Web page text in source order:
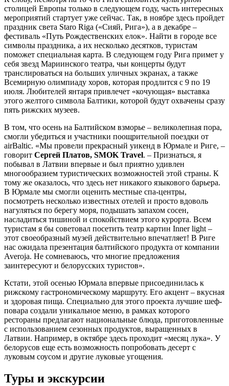
столицей Европы только в следующем году, часть интересных
мероприятий стартует уже сейчас. Так, в ноябре здесь пройдет
праздник света Staro Riga («Сияй, Рига»), а в декабре –
фестиваль «Путь Рождественских елок». Найти в городе все
символы праздника, а их несколько десятков, туристам
поможет специальная карта. В следующем году Рига примет у
себя звезд Мариинского театра, чьи концерты будут
транслироваться на больших уличных экранах, а также
Всемирную олимпиаду хоров, которая продлится с 9 по 19
июля. Любителей янтаря привлечет «кочующая» выставка
этого желтого символа Балтики, которой будут охвачены сразу
пять рижских музеев.
В том, что осень на Балтийском взморье – великолепная пора,
смогли убедиться и участники поощрительной поездки от
airBaltic. «Мы провели прекрасный уикенд в Юрмале и Риге, –
говорит Сергей Платов, SMOK Travel. – Признаться, я
побывал в Латвии впервые и был приятно удивлен
многообразием туристических возможностей этой страны. К
тому же оказалось, что здесь нет никакого языкового барьера.
В Юрмале мы смогли оценить местные спа-центры,
посмотреть несколько известных отелей и просто вдоволь
нагуляться по берегу моря, подышать запахом сосен,
насладиться тишиной и спокойствием этого курорта. Всем
туристам я бы советовал посетить театр картин Inner light –
этот своеобразный музей действительно впечатляет! В Риге
нас ожидала презентация балтийского продукта от компании
Averojа. Не сомневаюсь, что многие предложения
заинтересуют и белорусских туристов».
Кстати, этой осенью Юрмала впервые присоединилась к
рижскому гастрономическому маршруту. Его акцент – вкусная
и здоровая пища. Специально для этого проекта лучшие шеф-
повара создали уникальное меню, в рамках которого
рестораны предлагают национальные блюда, приготовленные
с использованием сезонных продуктов, выращенных в
Латвии. Например, в октябре здесь проходит «месяц лука». У
белорусов еще есть возможность попробовать десерт с
луковым соусом и другие луковые угощения.
Туры и экскурсии